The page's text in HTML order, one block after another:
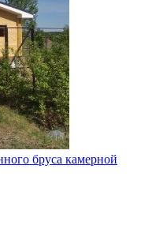
бруса камерной